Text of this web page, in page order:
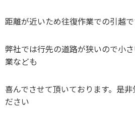
距離が近いため往復作業での引越で
弊社では行先の道路が狭いので小
業なども
喜んでさせて頂いております。是
ださい